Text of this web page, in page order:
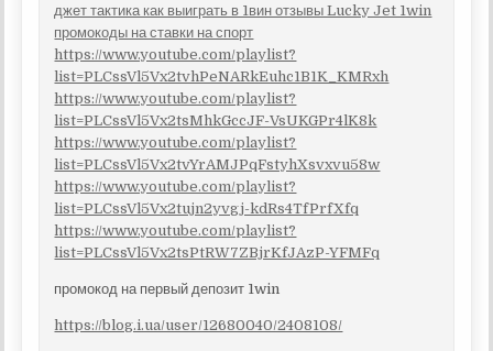
джет тактика как выиграть в 1вин отзывы Lucky Jet 1win
промокоды на ставки на спорт
https://www.youtube.com/playlist?
list=PLCssVl5Vx2tvhPeNARkEuhc1B1K_KMRxh
https://www.youtube.com/playlist?
list=PLCssVl5Vx2tsMhkGccJF-VsUKGPr4lK8k
https://www.youtube.com/playlist?
list=PLCssVl5Vx2tvYrAMJPqFstyhXsvxvu58w
https://www.youtube.com/playlist?
list=PLCssVl5Vx2tujn2yvgj-kdRs4TfPrfXfq
https://www.youtube.com/playlist?
list=PLCssVl5Vx2tsPtRW7ZBjrKfJAzP-YFMFq
промокод на первый депозит 1win
https://blog.i.ua/user/12680040/2408108/